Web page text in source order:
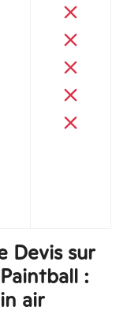
Devis sur
:
air